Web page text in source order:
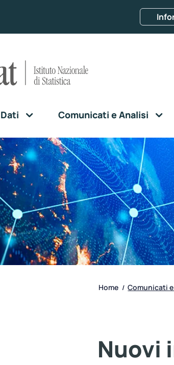
Dati Comunicati e Analisi
Home / Comunicati
Nuovi